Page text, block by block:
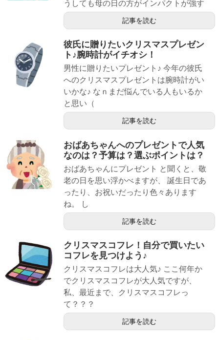
うしても母の日の方がインパクトが強す
記事を読む
彼氏に贈りたいクリスマスプレゼン
ト♪腕時計がイチオシ！
男性に贈りたいプレゼント♪ 今年の彼氏
へのクリスマスプレゼントは腕時計がい
いかな♪ なｎまだ悩んでいる人もいるか
と思い（
記事を読む
おばあちゃんへのプレゼントで人気
なのは？予算は？選ぶポイントは？
おばあちゃんにプレゼント と聞くと、敬
老の日を思い浮かべますが、 誕生日であ
ったり、お祝いだったり色々あります
ね。 し
記事を読む
クリスマスコフレ！自分で買いたい
コフレを見つけよう♪
クリスマスコフレは大人気♪ ここ何年か
でクリスマスコフレが大人気ですが、
私、最近まで、クリスマスコフレっ
て？？？
記事を読む